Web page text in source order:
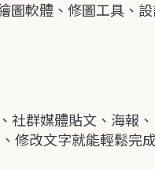
軟體、修圖工具、
社群媒體貼文、海
修改文字就能輕鬆完